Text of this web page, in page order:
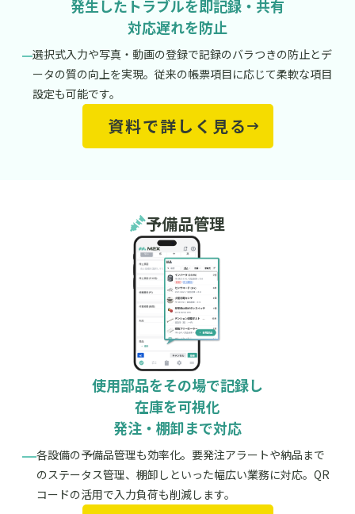
発生したトラブルを即記録・共有
対応遅れを防止
選択式入力や写真・動画の登録で記録のバラつきの防止とデ
ータの質の向上を実現。従来の帳票項目に応じて柔軟な項目
設定も可能です。
資料で詳しく見る
予備品管理
使用部品をその場で記録し
在庫を可視化
発注・棚卸まで対応
各設備の予備品管理も効率化。要発注アラートや納品まで
のステータス管理、棚卸しといった幅広い業務に対応。QR
コードの活用で入力負荷も削減します。